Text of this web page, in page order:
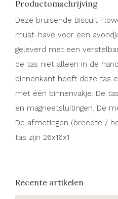
Productomschrijving
Deze bruisende Biscuit
must-have voor een
geleverd met een
de tas niet alleen in de
binnenkant heeft deze tas
met één binnenvakje. De
en magneetsluitingen. De
De afmetingen (breedte /
tas zijn 26x16x1
Recente artikelen